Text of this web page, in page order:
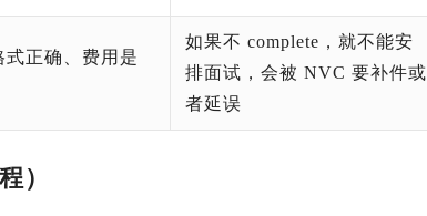
正确、费用是
如果不 complete，就不能安
排面试，会被 NVC 要补件或
者延误
）